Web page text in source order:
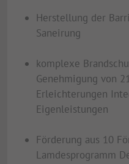
Herstellung der
Saneirung
komplexe
Genehmigung von
Erleichterungen
Eigenleistungen
Förderung aus 10
Lamdesprogramm